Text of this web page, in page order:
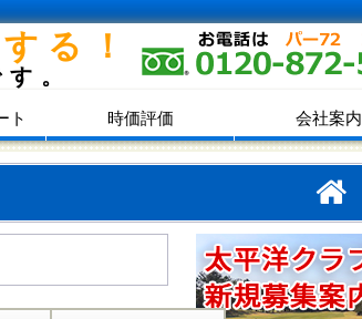
る！
。
ト 時価評価 会社案内